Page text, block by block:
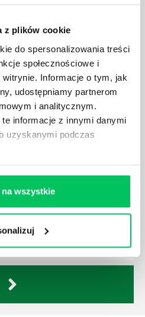
z plików cookie
do spersonalizowania treści
społecznościowe i
Informacje o tym, jak
udostępniamy partnerom
i analitycznym.
informacje z innymi danymi
uzyskanymi podczas
wszystkie
ROZWINĄĆ SWOJE
stanowisko w każdej
jest w pełni odpowiedzialna
mu osób oraz
POWINIEN ZNAĆ
które mogą okazać
Zarządzanie zasobami
etapami projektu nie
mieć tego świadomość.